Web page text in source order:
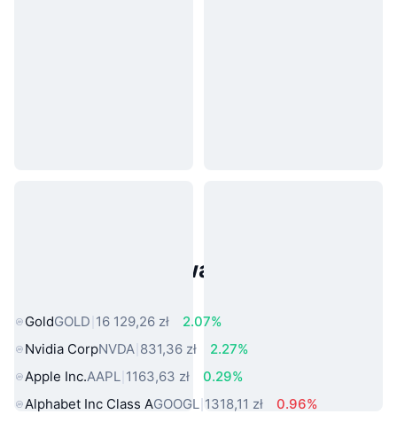
Popularne aktywa ze świata
GoldGOLD 16 129,26 zł
2.07%
Nvidia CorpNVDA 831,36 zł
2.27%
Apple Inc.AAPL 1163,63 zł
0.29%
Alphabet Inc Class AGOOGL 1318,11 zł
0.96%